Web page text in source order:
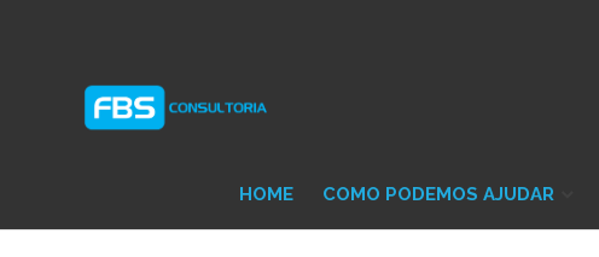
Protheus
TOTVS
HOME COMO PODEMOS AJUDAR